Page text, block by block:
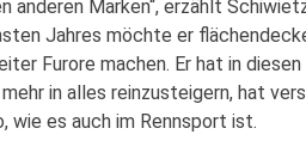
anderen Marken“, erzählt
Jahres möchte er
Furore machen. Er hat in
in alles reinzusteigern, hat
wie es auch im Rennsport ist.